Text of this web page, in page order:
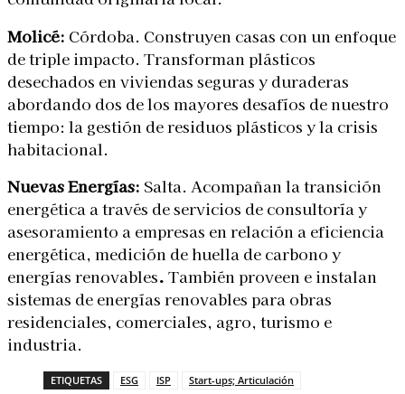
Molicé: Córdoba. Construyen casas con un enfoque
de triple impacto. Transforman plásticos
desechados en viviendas seguras y duraderas
abordando dos de los mayores desafíos de nuestro
tiempo: la gestión de residuos plásticos y la crisis
habitacional.
Nuevas Energías: Salta. Acompañan la transición
energética a través de servicios de consultoría y
asesoramiento a empresas en relación a eficiencia
energética, medición de huella de carbono y
energías renovables. También proveen e instalan
sistemas de energías renovables para obras
residenciales, comerciales, agro, turismo e
industria.
ETIQUETAS ESG ISP Start-ups; Articulación